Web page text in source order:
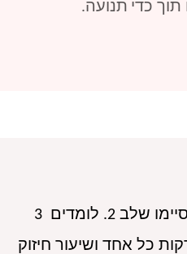
תוך כדי תנועה.